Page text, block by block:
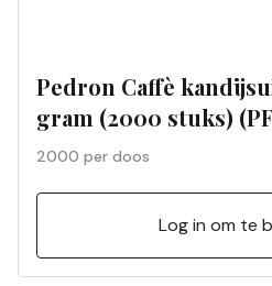
Pedron Caffè
gram (2000 stuks)
2000 per doos
Log in om te